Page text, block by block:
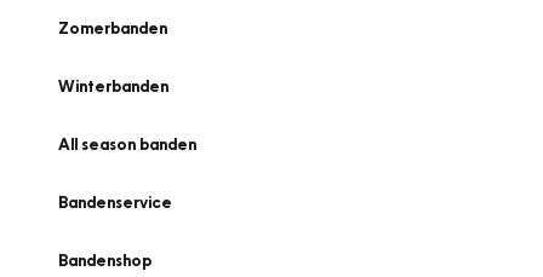
Zomerbanden
Winterbanden
All season banden
Bandenservice
Bandenshop